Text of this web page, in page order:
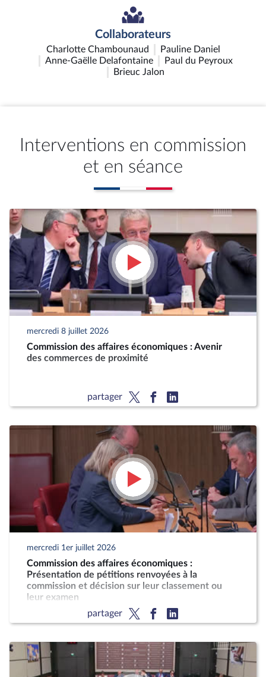
Collaborateurs
Charlotte Chambounaud
Pauline Daniel
Anne-Gaëlle Delafontaine
Paul du Peyroux
Brieuc Jalon
Interventions en commission
et en séance
mercredi 8 juillet 2026
Commission des affaires économiques : Avenir
des commerces de proximité
partager
mercredi 1er juillet 2026
Commission des affaires économiques :
Présentation de pétitions renvoyées à la
commission et décision sur leur classement ou
leur examen
partager